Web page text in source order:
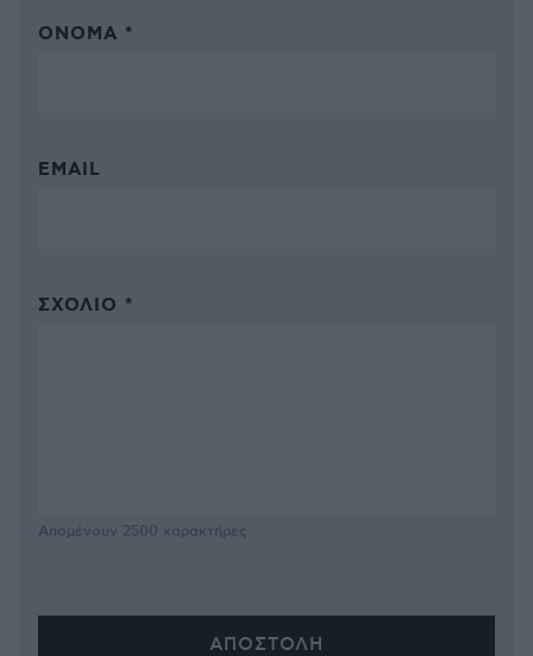
ΌΝΟΜΑ *
EMAIL
ΣΧΌΛΙΟ *
Απομένουν 2500 χαρακτήρες